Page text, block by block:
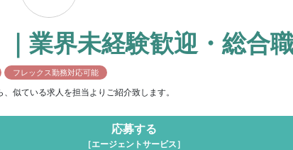
業界未経験歓迎・総合
フレックス勤務対応可能
似ている求人を担当よりご紹介致します。
応募する
［エージェントサービス］